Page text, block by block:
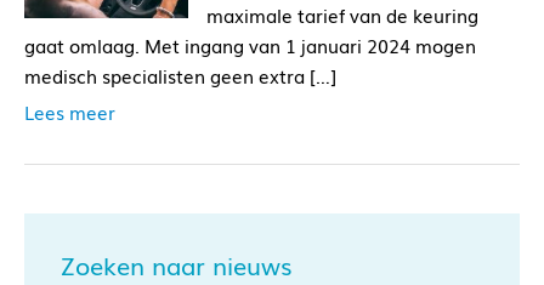
maximale tarief van de keuring
gaat omlaag. Met ingang van 1 januari 2024 mogen
medisch specialisten geen extra […]
Lees meer
Zoeken naar nieuws